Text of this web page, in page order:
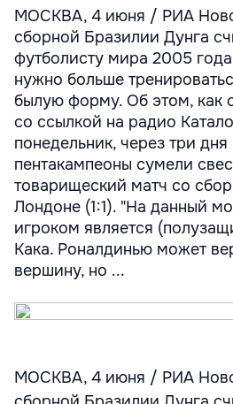
МОСКВА, 4 июня / РИА
сборной Бразилии Дунга
футболисту мира 2005
нужно больше
былую форму. Об этом, как
со ссылкой на радио
понедельник, через три дня
пентакампеоны сумели
товарищеский матч со
Лондоне (1:1). "На данный
игроком является
Кака. Роналдинью может
вершину, но ...
МОСКВА, 4 июня / РИА